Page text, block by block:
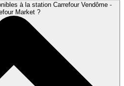
à la station Carrefour Vendôme -
Market ?